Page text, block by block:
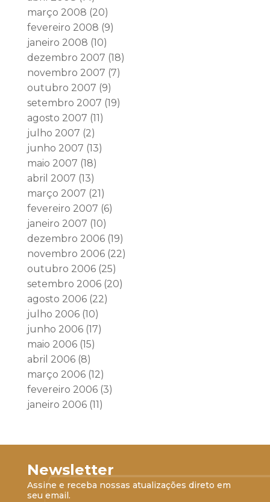
março 2008 (20)
fevereiro 2008 (9)
janeiro 2008 (10)
dezembro 2007 (18)
novembro 2007 (7)
outubro 2007 (9)
setembro 2007 (19)
agosto 2007 (11)
julho 2007 (2)
junho 2007 (13)
maio 2007 (18)
abril 2007 (13)
março 2007 (21)
fevereiro 2007 (6)
janeiro 2007 (10)
dezembro 2006(19)
novembro 2006(22)
outubro 2006(25)
setembro 2006(20)
agosto 2006(22)
julho 2006(10)
junho 2006(17)
maio 2006(15)
abril 2006(8)
março 2006(12)
fevereiro 2006(3)
janeiro 2006(11)
Newsletter
Assine e receba nossas atualizações direto em
seu email.